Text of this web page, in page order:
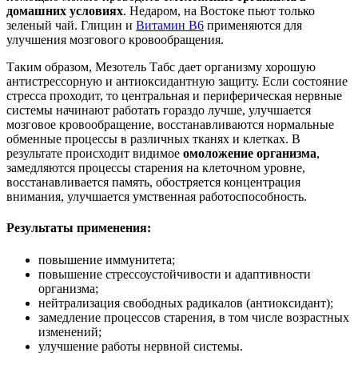
домашних условиях. Недаром, на Востоке пьют только
зеленый чай. Глицин и Витамин В6 применяются для
улучшения мозгового кровообращения.
Таким образом, Мезотель Табс дает организму хорошую
антистрессорную и антиоксидантную защиту. Если состояние
стресса проходит, то центральная и периферическая нервные
системы начинают работать гораздо лучше, улучшается
мозговое кровообращение, восстанавливаются нормальные
обменные процессы в различных тканях и клетках. В
результате происходит видимое омоложение организма,
замедляются процессы старения на клеточном уровне,
восстанавливается память, обостряется концентрация
внимания, улучшается умственная работоспособность.
Результаты применения:
повышение иммунитета;
повышение стрессоустойчивости и адаптивности
организма;
нейтрализация свободных радикалов (антиоксидант);
замедление процессов старения, в том числе возрастных
изменений;
улучшение работы нервной системы.